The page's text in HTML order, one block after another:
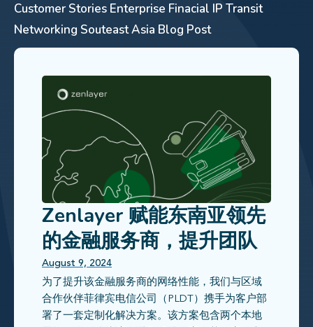
Customer Stories Enterprise Finacial IP Transit
Networking Souteast Asia Blog Post
Zenlayer 赋能东南亚领先
的金融服务商，提升团队
远程协作数字化体验
August 9, 2024
为了提升该金融服务商的网络性能，我们与区域
合作伙伴菲律宾电信公司（PLDT）携手为客户部
署了一套定制化解决方案。该方案包含两个本地